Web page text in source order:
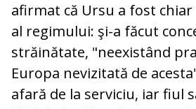
afirmat că Ursu a fost
al regimului: şi-a făcut
străinătate, "neexistând
Europa nevizitată de
afară de la serviciu, iar fiul